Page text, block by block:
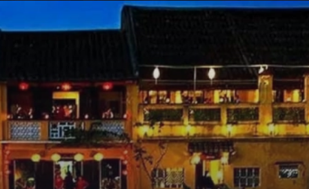
https://kiemvieclam.vn/bai-bien-an-bang